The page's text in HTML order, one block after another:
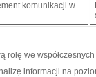
komunikacji w
we
informacji na